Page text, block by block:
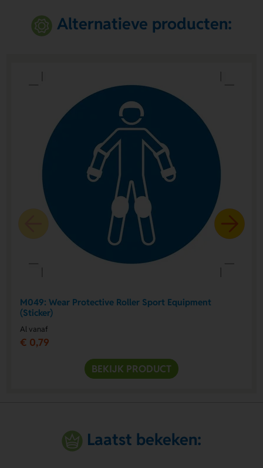
Alternatieve producten:
M049: Wear Protective Roller Sport Equipment
(Sticker)
Al vanaf
€ 0,79
BEKIJK PRODUCT
Laatst bekeken: